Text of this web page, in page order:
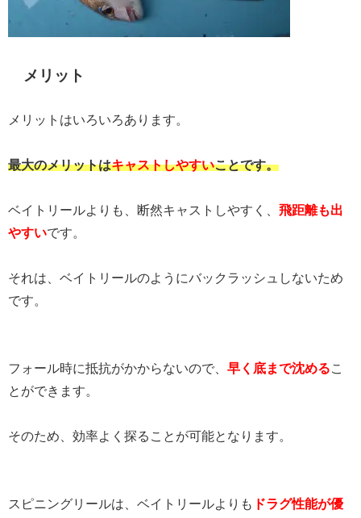
メリット
メリットはいろいろあります。
最大のメリットはキャストしやすいことです。
ベイトリールよりも、断然キャストしやすく、 飛距離も出
やすいです。
それは、ベイトリールのようにバックラッシュしないため
です。
フォール時に抵抗がかからないので、 早く底まで沈める こ
とができます。
そのため、効率よく探ることが可能となります。
スピニングリールは、ベイトリールよりも ドラグ性能が優